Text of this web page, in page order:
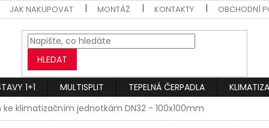
JAK NAKUPOVAT MONTÁŽ KONTAKTY OBCHODNÍ
HLEDAT
1+1 MULTISPLIT TEPELNÁ ČERPADLA
klimatizačním jednotkám DN32 - 100x100mm